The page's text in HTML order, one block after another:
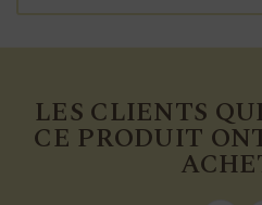
LES CLIENTS
CE PRODUIT